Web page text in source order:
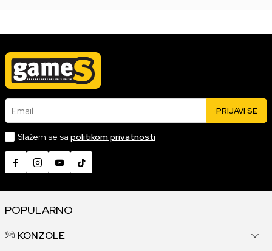
Email PRIJAVI SE
Slažem se sa politikom privatnosti
POPULARNO
KONZOLE